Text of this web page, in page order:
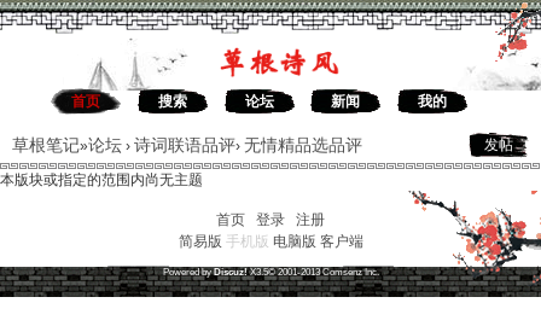
首页 搜索 论坛 新闻 我的
草根笔记»论坛 › 诗词联语品评› 无情精品选品评 发帖
本版块或指定的范围内尚无主题
首页 登录
注册
简易版 手机版 电脑版 客户端
Powered byDiscuz! X3.5© 2001-2013ComsenzInc.